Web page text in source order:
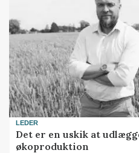
LEDER
Det er en uskik at
økoproduktion